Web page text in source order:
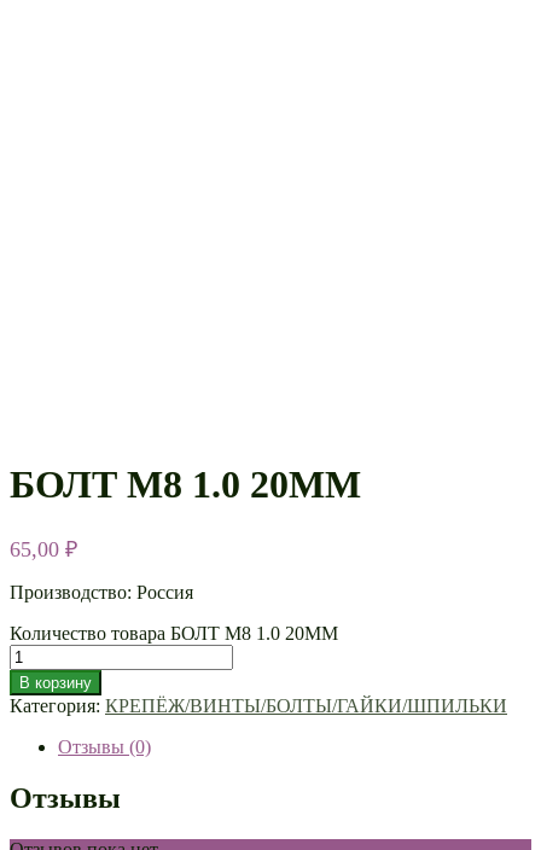
БОЛТ М8 1.0 20ММ
65,00 ₽
Производство: Россия
Количество товара БОЛТ М8 1.0 20ММ
В корзину
Категория: КРЕПЁЖ/ВИНТЫ/БОЛТЫ/ГАЙКИ/ШПИЛЬКИ
Отзывы (0)
Отзывы